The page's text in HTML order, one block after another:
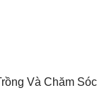
Và Chăm Sóc